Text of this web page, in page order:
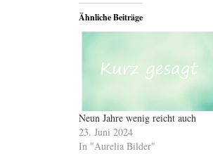
Ähnliche Beiträge
Neun Jahre wenig reicht auch
23. Juni 2024
In "Aurelia Bilder"